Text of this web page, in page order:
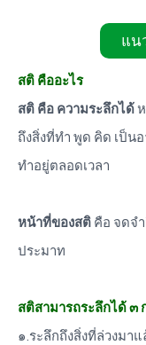
แน
สติ คืออะไร
สติ คือ ความระลึกได้
ถึงสิ่งที่ทำ พูด คิด เป็น
ทำอยู่ตลอดเวลา
หน้าที่ของสติ คือ จดจ
ประมาท
สติสามารถระลึกได้ ๓
๑.ระลึกถึงสิ่งที่ล่วงมา